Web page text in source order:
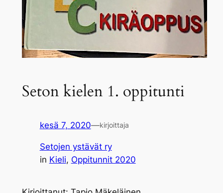
Seton kielen 1. oppitunti
kesä 7, 2020—kirjoittaja
Setojen ystävät ry
in Kieli, Oppitunnit 2020